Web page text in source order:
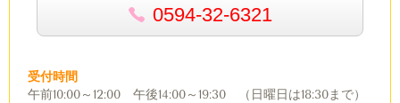
0594-32-6321
受付時間
午前10:00～12:00 午後14:00～19:30 （日曜日は18:30まで）